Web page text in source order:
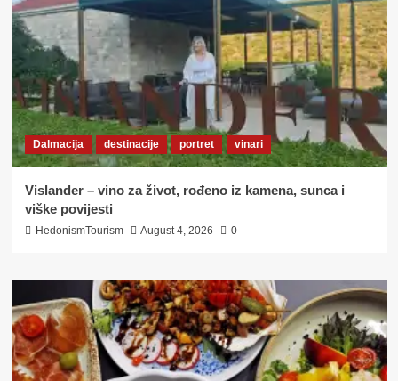
Dalmacija destinacije portret vinari
Vislander – vino za život, rođeno iz kamena, sunca i
viške povijesti
HedonismTourism August 4, 2026 0